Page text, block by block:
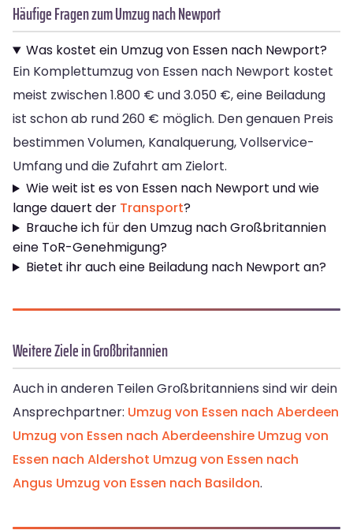
Häufige Fragen zum Umzug nach Newport
Was kostet ein Umzug von Essen nach Newport?
Ein Komplettumzug von Essen nach Newport kostet
meist zwischen 1.800 € und 3.050 €, eine Beiladung
ist schon ab rund 260 € möglich. Den genauen Preis
bestimmen Volumen, Kanalquerung, Vollservice-
Umfang und die Zufahrt am Zielort.
Wie weit ist es von Essen nach Newport und wie
lange dauert der Transport?
Brauche ich für den Umzug nach Großbritannien
eine ToR-Genehmigung?
Bietet ihr auch eine Beiladung nach Newport an?
Weitere Ziele in Großbritannien
Auch in anderen Teilen Großbritanniens sind wir dein
Ansprechpartner: Umzug von Essen nach Aberdeen
Umzug von Essen nach Aberdeenshire Umzug von
Essen nach Aldershot Umzug von Essen nach
Angus Umzug von Essen nach Basildon.